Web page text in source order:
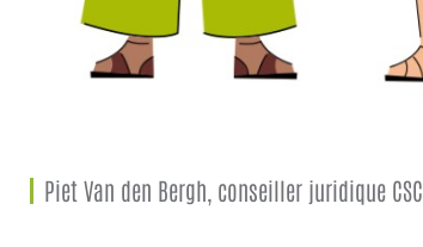
Piet Van den Bergh, conseiller juridique CSC